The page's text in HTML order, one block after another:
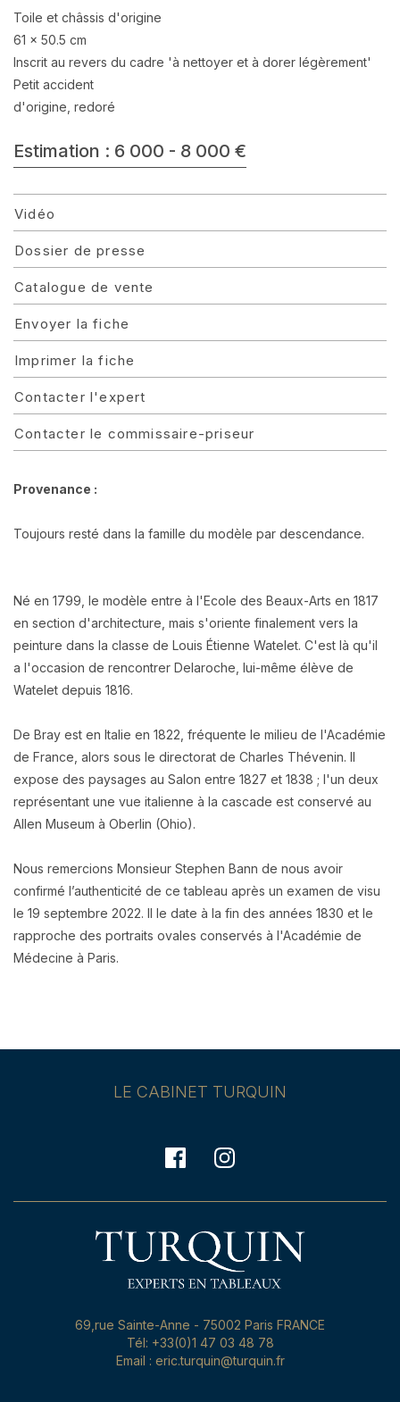
Toile et châssis d'origine
61 x 50.5 cm
Inscrit au revers du cadre 'à nettoyer et à dorer légèrement'
Petit accident
d'origine, redoré
Estimation : 6 000 - 8 000 €
Vidéo
Dossier de presse
Catalogue de vente
Envoyer la fiche
Imprimer la fiche
Contacter l'expert
Contacter le commissaire-priseur
Provenance :
Toujours resté dans la famille du modèle par descendance.
Né en 1799, le modèle entre à l'Ecole des Beaux-Arts en 1817
en section d'architecture, mais s'oriente finalement vers la
peinture dans la classe de Louis Étienne Watelet. C'est là qu'il
a l'occasion de rencontrer Delaroche, lui-même élève de
Watelet depuis 1816.
De Bray est en Italie en 1822, fréquente le milieu de l'Académie
de France, alors sous le directorat de Charles Thévenin. Il
expose des paysages au Salon entre 1827 et 1838 ; l'un deux
représentant une vue italienne à la cascade est conservé au
Allen Museum à Oberlin (Ohio).
Nous remercions Monsieur Stephen Bann de nous avoir
confirmé l’authenticité de ce tableau après un examen de visu
le 19 septembre 2022. Il le date à la fin des années 1830 et le
rapproche des portraits ovales conservés à l'Académie de
Médecine à Paris.
LE CABINET TURQUIN
69,rue Sainte-Anne - 75002 Paris FRANCE
Tél: +33(0)1 47 03 48 78
Email : eric.turquin@turquin.fr